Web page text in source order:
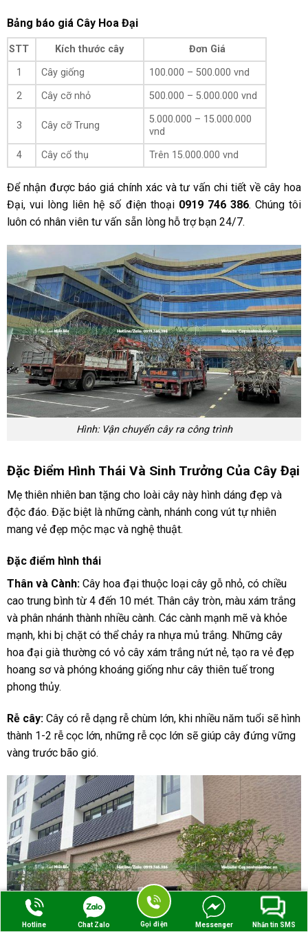
Bảng báo giá Cây Hoa Đại
STT Kích thước cây
Đơn Giá
1
Cây giống
100.000 – 500.000 vnd
2
Cây cỡ nhỏ 500.000 – 5.000.000 vnd
3 Cây cỡ Trung
5.000.000 – 15.000.000
vnd
4
Cây cổ thụ Trên 15.000.000 vnd
Để nhận được báo giá chính xác và tư vấn chi tiết về cây hoa
Đại, vui lòng liên hệ số điện thoại 0919 746 386. Chúng tôi
luôn có nhân viên tư vấn sẵn lòng hỗ trợ bạn 24/7.
Hình: Vận chuyển cây ra công trình
Đặc Điểm Hình Thái Và Sinh Trưởng Của Cây Đại
Mẹ thiên nhiên ban tặng cho loài cây này hình dáng đẹp và
độc đáo. Đặc biệt là những cành, nhánh cong vút tự nhiên
mang vẻ đẹp mộc mạc và nghệ thuật.
Đặc điểm hình thái
Thân và Cành:Cây hoa đại thuộc loại cây gỗ nhỏ, có chiều
cao trung bình từ 4 đến 10 mét. Thân cây tròn, màu xám trắng
và phân nhánh thành nhiều cành. Các cành mạnh mẽ và khỏe
mạnh, khi bị chặt có thể chảy ra nhựa mủ trắng. Những cây
hoa đại già thường có vỏ cây xám trắng nứt nẻ, tạo ra vẻ đẹp
hoang sơ và phóng khoáng giống như cây thiên tuế trong
phong thủy.
Rễ cây:Cây có rễ dạng rễ chùm lớn, khi nhiều năm tuổi sẽ hình
thành 1-2 rễ cọc lớn, những rễ cọc lớn sẽ giúp cây đứng vững
vàng trước bão gió.
Hotline Chat Zalo Gọi điện Messenger Nhắn tin SMS